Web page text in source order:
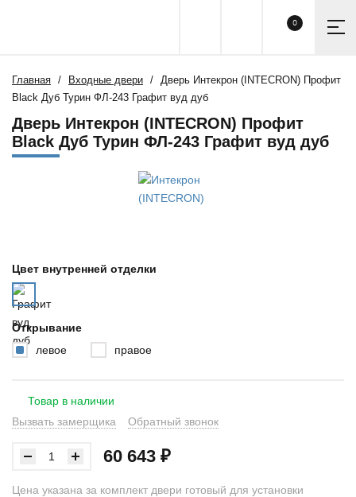
0
Главная Входные двери
Дверь Интекрон (INTECRON) Профит
Black Дуб Турин ФЛ-243 Графит вуд дуб
Дверь Интекрон (INTECRON) Профит
Black Дуб Турин ФЛ-243 Графит вуд дуб
Цвет внутренней отделки
Открывание
левое
правое
Товар в наличии
Вызвать замерщика
Обратный звонок
60 643 ₽
Цена указана за комплект двери готовый для установки